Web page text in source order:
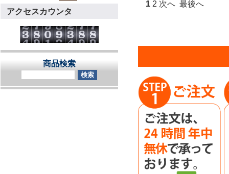
アクセスカウンタ
商品検索
1 2 次へ 最後へ